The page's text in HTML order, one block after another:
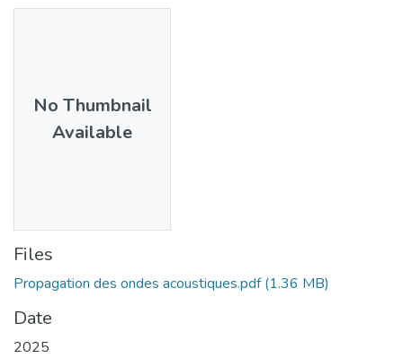
No Thumbnail
Available
Files
Propagation des ondes acoustiques.pdf (1.36 MB)
Date
2025